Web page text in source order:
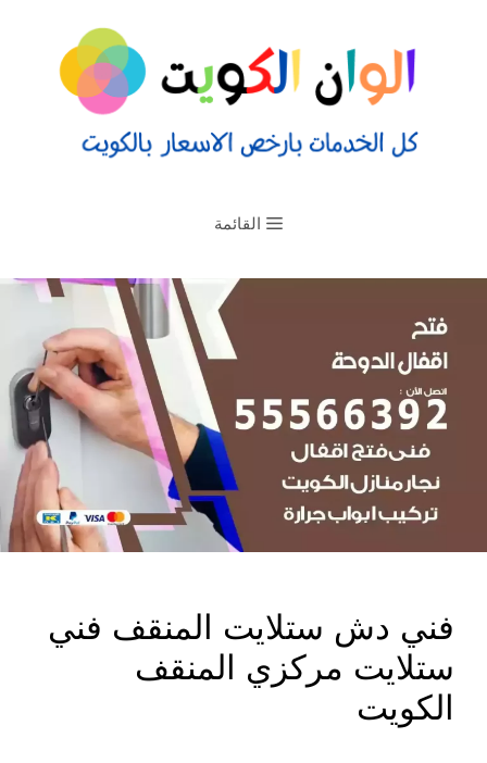
القائمة
فني دش ستلايت المنقف فني
ستلايت مركزي المنقف
الكويت